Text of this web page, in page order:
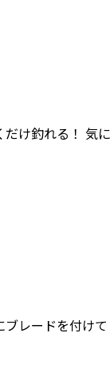
け釣れる！ 気
レードを付け